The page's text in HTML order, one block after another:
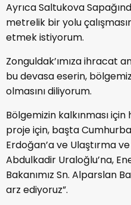
Ayrıca Saltukova
metrelik bir yolu
etmek istiyorum.
Zonguldak’ımıza ihracat
bu devasa eserin,
olmasını diliyorum.
Bölgemizin kalkınması
proje için, başta
Erdoğan’a ve Ulaştırma ve
Abdulkadir Uraloğlu’na,
Bakanımız Sn. Alparslan
arz ediyoruz”.